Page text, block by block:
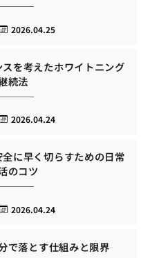
2026.04.25
を考えたホワイトニング
続法
2026.04.24
に早く切らすための日常
のコツ
2026.04.24
で落とす仕組みと限界